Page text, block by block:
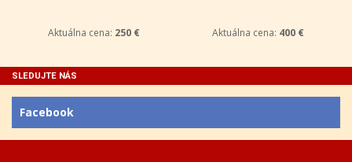
Aktuálna cena: 250 € Aktuálna cena: 400 €
SLEDUJTE NÁS
Facebook